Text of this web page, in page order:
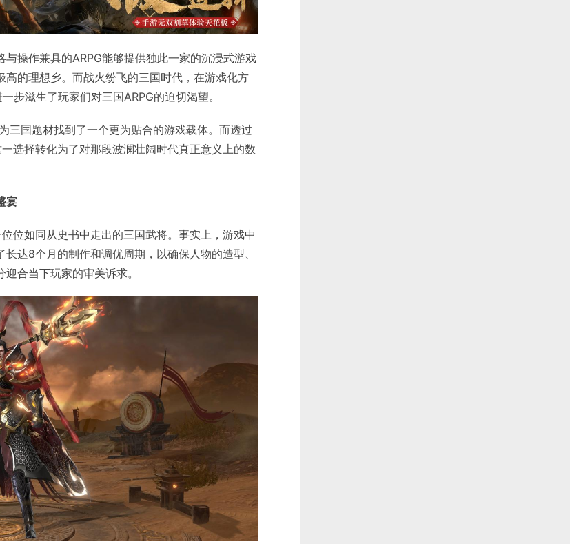
操作兼具的ARPG能够提供独此一家的沉浸式游戏
的理想乡。而战火纷飞的三国时代，在游戏化方
步滋生了玩家们对三国ARPG的迫切渴望。
三国题材找到了一个更为贴合的游戏载体。而透过
选择转化为了对那段波澜壮阔时代真正意义上的数
宴
位如同从史书中走出的三国武将。事实上，游戏中
达8个月的制作和调优周期，以确保人物的造型、
合当下玩家的审美诉求。